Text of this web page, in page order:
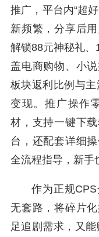
推广，平台内“超
新频繁，分享后
解锁88元神秘礼
盖电商购物、小
板块返利比例与主
变现。推广操作
材，支持一键下
台，还配套详细
全流程指导，新手
作为正规
无套路，将碎片
足追剧需求，又